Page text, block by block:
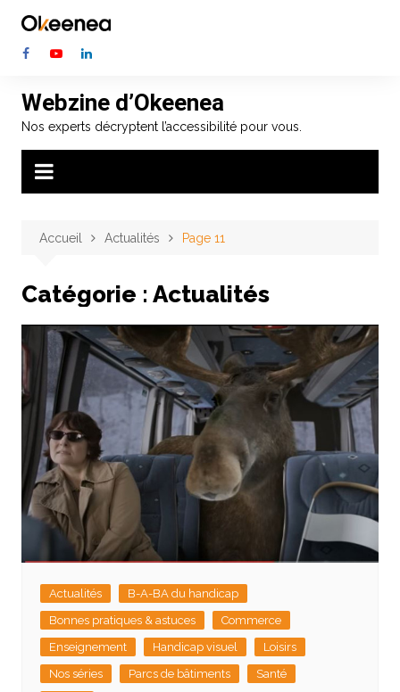
contenu
Webzine d’Okeenea
Nos experts décryptent l’accessibilité pour vous.
Accueil Actualités Page 11
Catégorie : Actualités
Actualités
B-A-BA du handicap
Bonnes pratiques & astuces
Commerce
Enseignement
Handicap visuel
Loisirs
Nos séries
Parcs de bâtiments
Santé